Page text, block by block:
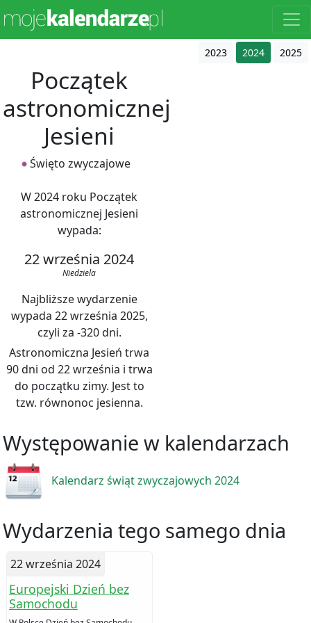
2023 2024 2025
Początek
astronomicznej
Jesieni
Święto zwyczajowe
W 2024 roku Początek
astronomicznej Jesieni
wypada:
22 września 2024
Niedziela
Najbliższe wydarzenie
wypada 22 września 2025,
czyli za -320 dni.
Astronomiczna Jesień trwa
90 dni od 22 września i trwa
do początku zimy. Jest to
tzw. równonoc jesienna.
Występowanie w kalendarzach
Kalendarz świąt zwyczajowych 2024
Wydarzenia tego samego dnia
22 września 2024
Europejski Dzień bez
Samochodu